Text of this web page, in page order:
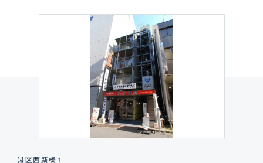
港区西新橋１